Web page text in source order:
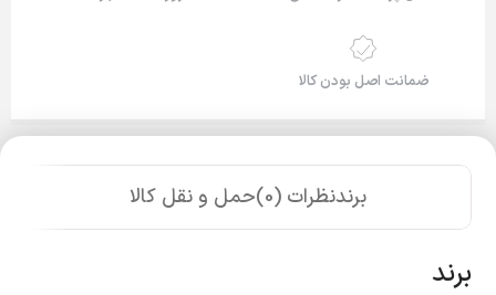
ضمانت اصل بودن کالا
برندنظرات (0) حمل و نقل کالا
برند